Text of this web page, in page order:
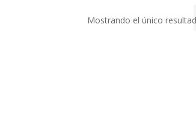
Mostrando el único